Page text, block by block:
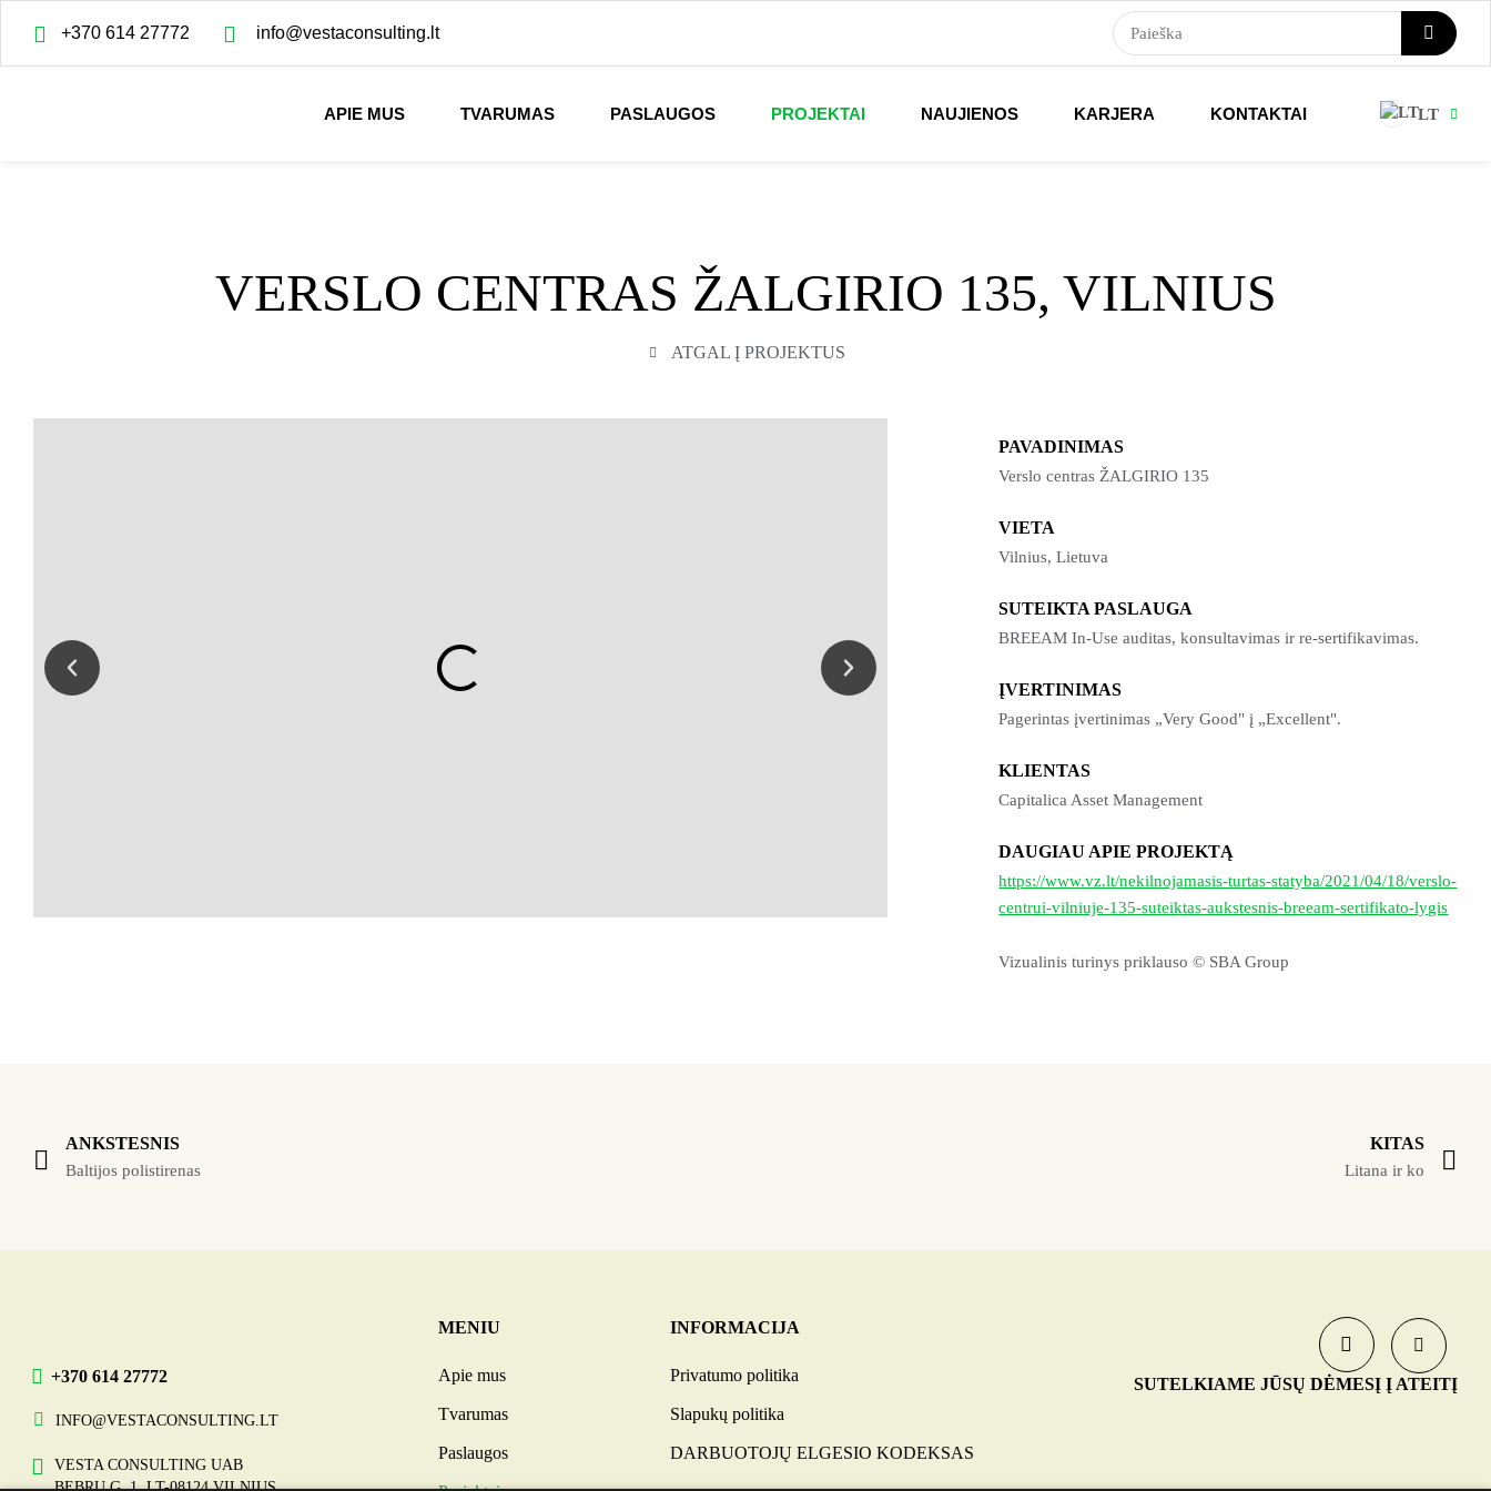
+370 614 27772 info@vestaconsulting.lt
APIE MUS TVARUMAS PASLAUGOS PROJEKTAI NAUJIENOS KARJERA KONTAKTAI LT
VERSLO CENTRAS ŽALGIRIO 135, VILNIUS
ATGAL Į PROJEKTUS
PAVADINIMAS
Verslo centras ŽALGIRIO 135
VIETA
Vilnius, Lietuva
SUTEIKTA PASLAUGA
BREEAM In-Use auditas, konsultavimas ir re-sertifikavimas.
ĮVERTINIMAS
Pagerintas įvertinimas „Very Good" į „Excellent".
KLIENTAS
Capitalica Asset Management
DAUGIAU APIE PROJEKTĄ
https://www.vz.lt/nekilnojamasis-turtas-statyba/2021/04/18/verslo-
centrui-vilniuje-135-suteiktas-aukstesnis-breeam-sertifikato-lygis
Vizualinis turinys priklauso © SBA Group
ANKSTESNIS
Baltijos polistirenas
KITAS
Litana ir ko
+370 614 27772
INFO@VESTACONSULTING.LT
VESTA CONSULTING UAB
BEBRŲ G. 1, LT-08124 VILNIUS
MENIU
Apie mus
Tvarumas
Paslaugos
INFORMACIJA
Privatumo politika
Slapukų politika
DARBUOTOJŲ ELGESIO KODEKSAS
SUTELKIAME JŪSŲ DĖMESĮ Į ATEITĮ